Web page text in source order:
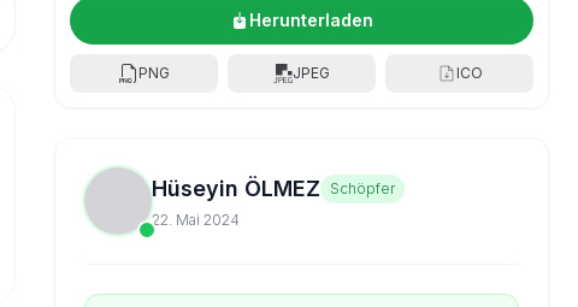
Herunterladen
PNG JPEG ICO
Hüseyin ÖLMEZ Schöpfer
22. Mai 2024